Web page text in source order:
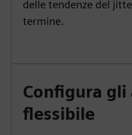
delle tendenze del
termine.
Configura
flessibile